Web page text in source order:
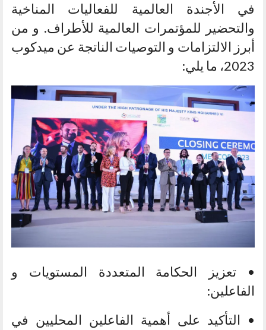
في الأجندة العالمية للفعاليات المناخية
والتحضير للمؤتمرات العالمية للأطراف. و من
أبرز الالتزامات و التوصيات الناتجة عن ميدكوب
2023، ما يلي:
• تعزيز الحكامة المتعددة المستويات و
الفاعلين:
• التأكيد على أهمية الفاعلين المحليين في